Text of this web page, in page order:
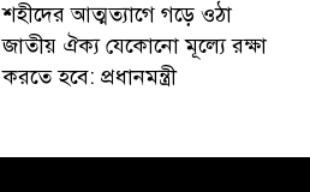
শহীদের আত্মত্যাগে গড়ে ওঠা
জাতীয় ঐক্য যেকোনো মূল্যে রক্ষা
করতে হবে: প্রধানমন্ত্রী